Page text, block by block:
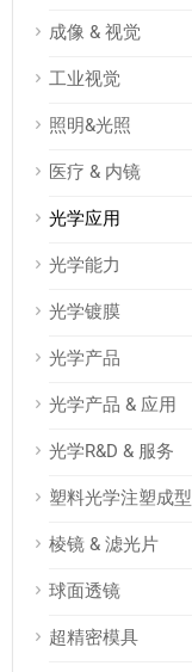
成像 & 视觉
工业视觉
照明&光照
医疗 & 内镜
光学应用
光学能力
光学镀膜
光学产品
光学产品 & 应用
光学R&D & 服务
塑料光学注塑成型
棱镜 & 滤光片
球面透镜
超精密模具